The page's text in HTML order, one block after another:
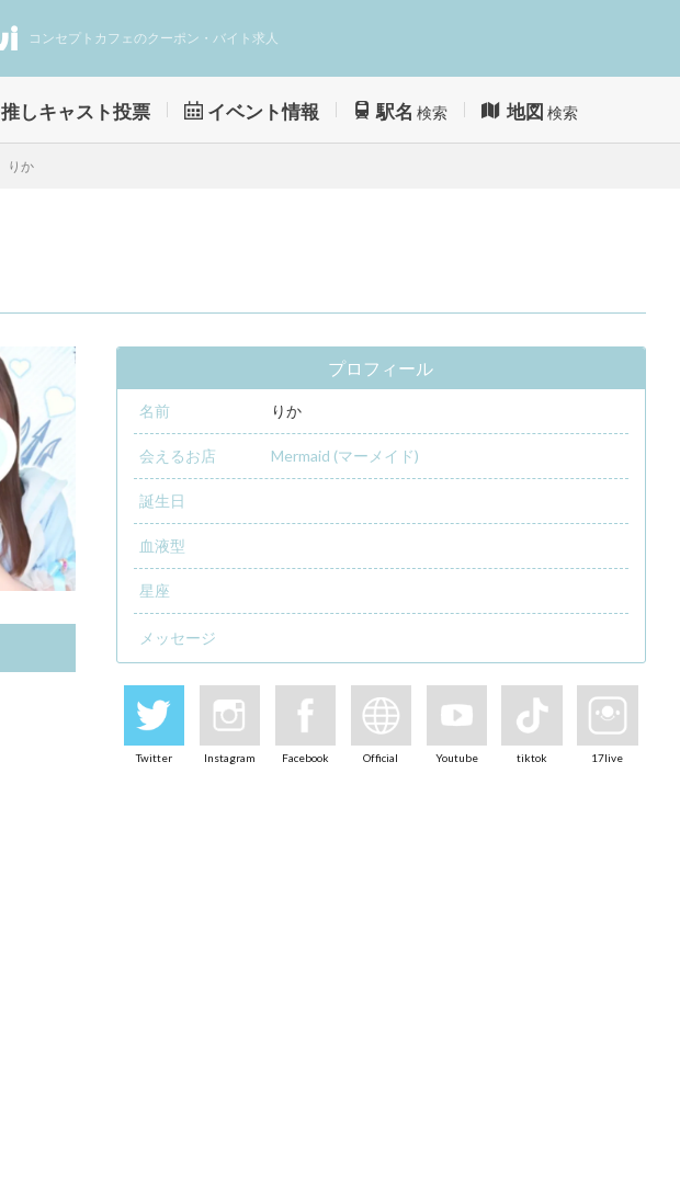
コンセプトカフェのクーポン・バイト求人
推しキャスト投票 イベント情報 駅名 検索 地図 検索
りか
プロフィール
名前 りか
会えるお店 Mermaid (マーメイド)
誕生日
血液型
星座
メッセージ
Twitter Instagram Facebook Official Youtube tiktok 17live